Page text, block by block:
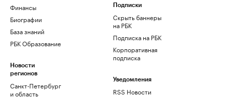
Финансы
Биографии
База знаний
РБК Образование
Новости
регионов
Санкт-Петербург
и область
Подписки
Скрыть баннеры
на РБК
Подписка на РБК
Корпоративная
подписка
Уведомления
RSS Новости